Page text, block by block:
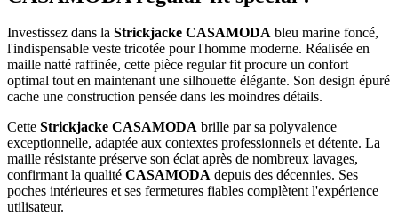
Investissez dans la Strickjacke CASAMODA bleu marine foncé,
l'indispensable veste tricotée pour l'homme moderne. Réalisée en
maille natté raffinée, cette pièce regular fit procure un confort
optimal tout en maintenant une silhouette élégante. Son design épuré
cache une construction pensée dans les moindres détails.
Cette Strickjacke CASAMODA brille par sa polyvalence
exceptionnelle, adaptée aux contextes professionnels et détente. La
maille résistante préserve son éclat après de nombreux lavages,
confirmant la qualité CASAMODA depuis des décennies. Ses
poches intérieures et ses fermetures fiables complètent l'expérience
utilisateur.